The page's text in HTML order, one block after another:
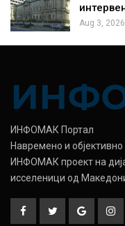
Aug 3, 2026
ИНФОМАК Портал
Навремено и
ИНФОМАК проект на
исселеници од